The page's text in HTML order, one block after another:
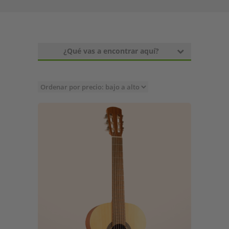
¿Qué vas a encontrar aquí?
son auténticas obras de arte debido al alto
en todas ellas. Esta empresa lleva
trabajando en la elaboración de fantásticas
guitarras desde la década de los años 60.
guitarras de origen
han trascendido más allá de lo que
Un instrumento que jamás